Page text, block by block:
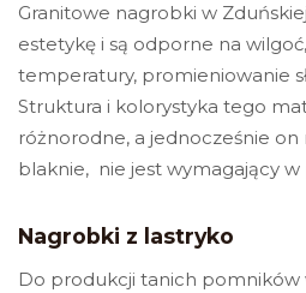
Granitowe nagrobki w
estetykę i są odporne na
temperatury, promieniowanie
Struktura i kolorystyka tego
różnorodne, a jednocześnie
blaknie, nie jest wymagający w
Nagrobki z lastryko
Do produkcji tanich pomników